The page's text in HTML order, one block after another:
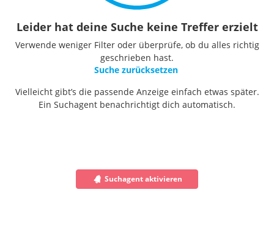
Leider hat deine Suche keine Treffer erzielt
Verwende weniger Filter oder überprüfe, ob du alles richtig
geschrieben hast.
Suche zurücksetzen
Vielleicht gibt’s die passende Anzeige einfach etwas später.
Ein Suchagent benachrichtigt dich automatisch.
Suchagent aktivieren